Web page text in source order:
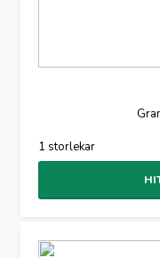
1 storlekar